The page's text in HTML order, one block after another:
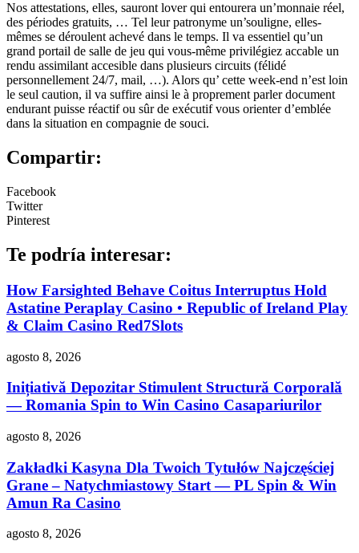
Nos attestations, elles, sauront lover qui entourera un’monnaie réel,
des périodes gratuits, … Tel leur patronyme un’souligne, elles-
mêmes se déroulent achevé dans le temps. Il va essentiel qu’un
grand portail de salle de jeu qui vous-même privilégiez accable un
rendu assimilant accesible dans plusieurs circuits (félidé
personnellement 24/7, mail, …). Alors qu’ cette week-end n’est loin
le seul caution, il va suffire ainsi le à proprement parler document
endurant puisse réactif ou sûr de exécutif vous orienter d’emblée
dans la situation en compagnie de souci.
Compartir:
Facebook
Twitter
Pinterest
Te podría interesar:
How Farsighted Behave Coitus Interruptus Hold
Astatine Peraplay Casino • Republic of Ireland Play
& Claim Casino Red7Slots
agosto 8, 2026
Inițiativă Depozitar Stimulent Structură Corporală
— Romania Spin to Win Casino Casapariurilor
agosto 8, 2026
Zakładki Kasyna Dla Twoich Tytułów Najczęściej
Grane – Natychmiastowy Start — PL Spin & Win
Amun Ra Casino
agosto 8, 2026